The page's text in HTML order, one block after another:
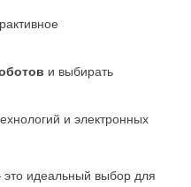
и выбирать
и электронных
идеальный выбор для